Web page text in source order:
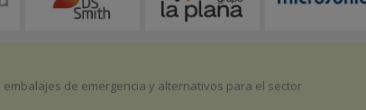
de emergencia y alternativos para el sector